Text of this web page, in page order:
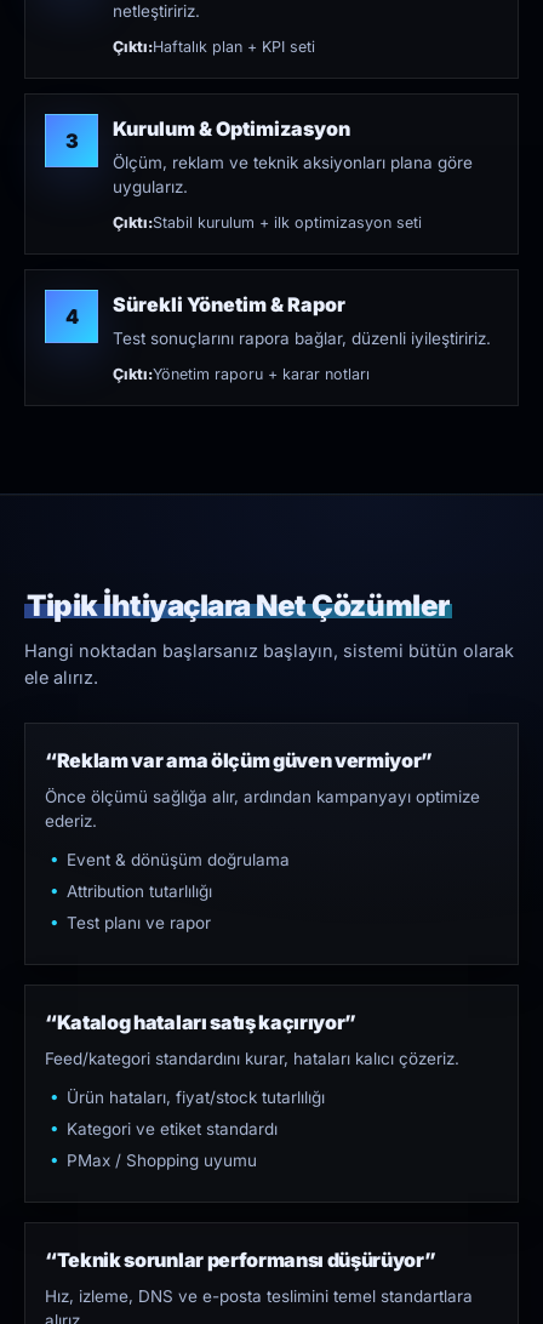
netleştiririz.
Çıktı:Haftalık plan + KPI seti
3 Kurulum & Optimizasyon
Ölçüm, reklam ve teknik aksiyonları plana göre
uygularız.
Çıktı:Stabil kurulum + ilk optimizasyon seti
4 Sürekli Yönetim & Rapor
Test sonuçlarını rapora bağlar, düzenli iyileştiririz.
Çıktı:Yönetim raporu + karar notları
Tipik İhtiyaçlara Net Çözümler
Hangi noktadan başlarsanız başlayın, sistemi bütün olarak
ele alırız.
“Reklam var ama ölçüm güven vermiyor”
Önce ölçümü sağlığa alır, ardından kampanyayı optimize
ederiz.
Event & dönüşüm doğrulama
Attribution tutarlılığı
Test planı ve rapor
“Katalog hataları satış kaçırıyor”
Feed/kategori standardını kurar, hataları kalıcı çözeriz.
Ürün hataları, fiyat/stock tutarlılığı
Kategori ve etiket standardı
PMax / Shopping uyumu
“Teknik sorunlar performansı düşürüyor”
Hız, izleme, DNS ve e-posta teslimini temel standartlara